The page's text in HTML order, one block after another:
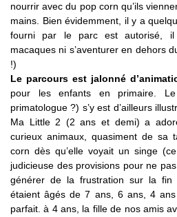
nourrir avec du pop corn qu’ils
mains. Bien évidemment, il y a
fourni par le parc est autorisé,
macaques ni s’aventurer en dehors
!)
Le parcours est jalonné
pour les enfants en primaire.
primatologue ?) s’y est d’ailleurs
Ma Little 2 (2 ans et demi) a
curieux animaux, quasiment de sa
corn dès qu’elle voyait un singe
judicieuse des provisions pour ne
générer de la frustration sur la fin
étaient âgés de 7 ans, 6 ans, 4
parfait. à 4 ans, la fille de nos amis